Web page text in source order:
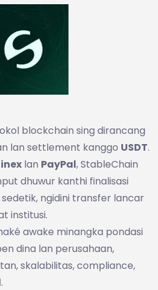
blockchain sing dirancang
lan settlement kanggo USDT.
lan PayPal, StableChain
dhuwur kanthi finalisasi
ngidini transfer lancar
institusi.
awake minangka pondasi
dina lan perusahaan,
skalabilitas, compliance,
.